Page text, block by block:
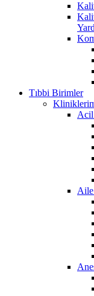
Tıbbi Birimler
Acil